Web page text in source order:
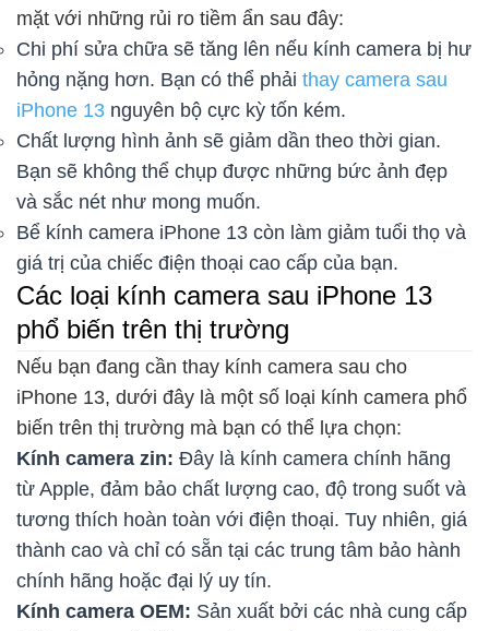
mặt với những rủi ro tiềm ẩn sau đây:
Chi phí sửa chữa sẽ tăng lên nếu kính camera bị hư
hỏng nặng hơn. Bạn có thể phải thay camera sau
iPhone 13 nguyên bộ cực kỳ tốn kém.
Chất lượng hình ảnh sẽ giảm dần theo thời gian.
Bạn sẽ không thể chụp được những bức ảnh đẹp
và sắc nét như mong muốn.
Bể kính camera iPhone 13 còn làm giảm tuổi thọ và
giá trị của chiếc điện thoại cao cấp của bạn.
Các loại kính camera sau iPhone 13
phổ biến trên thị trường
Nếu bạn đang cần thay kính camera sau cho
iPhone 13, dưới đây là một số loại kính camera phổ
biến trên thị trường mà bạn có thể lựa chọn:
Kính camera zin: Đây là kính camera chính hãng
từ Apple, đảm bảo chất lượng cao, độ trong suốt và
tương thích hoàn toàn với điện thoại. Tuy nhiên, giá
thành cao và chỉ có sẵn tại các trung tâm bảo hành
chính hãng hoặc đại lý uy tín.
Kính camera OEM: Sản xuất bởi các nhà cung cấp